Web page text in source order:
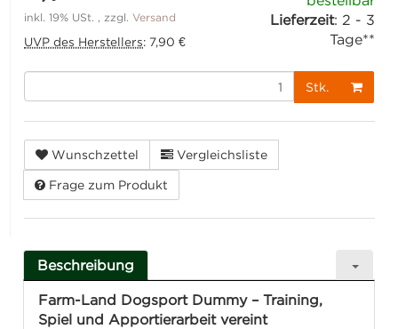
inkl. 19% USt. , zzgl.Versand
UVP des Herstellers: 7,90 €
Lieferzeit: 2 - 3
Tage**
Stk.
Wunschzettel Vergleichsliste
Frage zum Produkt
Beschreibung
Farm-Land Dogsport Dummy – Training,
Spiel und Apportierarbeit vereint